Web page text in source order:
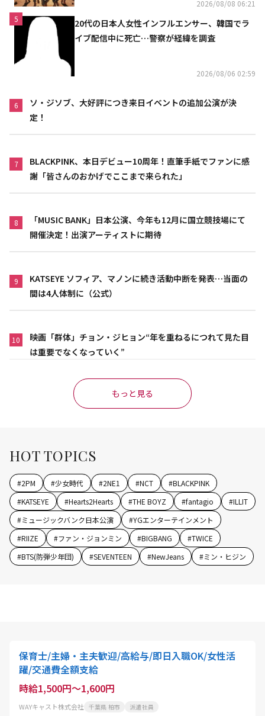
2026/08/08 06:21
5
20代の日本人女性インフルエンサー、韓国でラ
イブ配信中に死亡…警察が経緯を調査
2026/08/06 02:59
6
ソ・ジソブ、大好評につき来日イベントの追加公演が決
定！
7
BLACKPINK、本日デビュー10周年！直筆手紙でファンに感
謝「皆さんのおかげでここまで来られた」
8
「MUSIC BANK」日本公演、今年も12月に国立競技場にて
開催決定！出演アーティストに期待
9
KATSEYE ソフィア、マノンに続き活動中断を発表…当面の
間は4人体制に（公式）
10
映画「群体」チョン・ジヒョン“年を重ねるにつれて見た目
は重要でなくなっていく”
もっと見る
HOT TOPICS
#2PM #少女時代 #2NE1 #NCT #BLACKPINK
#KATSEYE #Hearts2Hearts #THE BOYZ #fantagio #ILLIT
#ミュージックバンク日本公演 #YGエンターテインメント
#RIIZE #ファン・ジョンミン #BIGBANG #TWICE
#BTS(防弾少年団) #SEVENTEEN #NewJeans #ミン・ヒジン
保育士/主婦・主夫歓迎/高給与/即日入職OK/女性活
躍/交通費全額支給
時給1,500円～1,600円
WAYキャスト株式会社 千葉県 柏市 派遣社員